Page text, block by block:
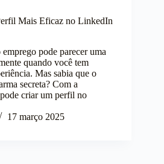
Mais Eficaz no LinkedIn
pode parecer uma
quando você tem
Mas sabia que o
secreta? Com a
criar um perfil no
17 março 2025